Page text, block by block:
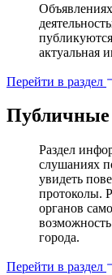
актуальная
Перейти в раздел
Раздел
слушаниях
увидеть
протоколы.
органов
города.
Перейти в раздел